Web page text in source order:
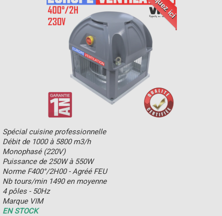
Spécial cuisine professionnelle
Débit de 1000 à 5800 m3/h
Monophasé (220V)
Puissance de 250W à 550W
Norme F400°/2H00 - Agréé FEU
Nb tours/min 1490 en moyenne
4 pôles - 50Hz
Marque VIM
EN STOCK